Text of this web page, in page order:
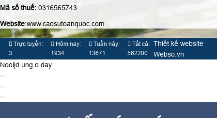
Trực tuyến:
3
Hôm nay:
1934
13671
562200
Webso.vn
Nooijd ung o day
TƯ VẤN BÁO GIÁ